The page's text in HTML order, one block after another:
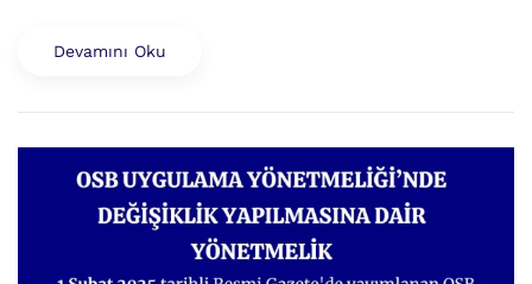
Devamını Oku